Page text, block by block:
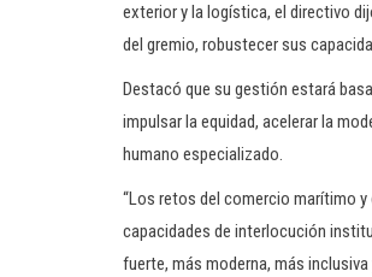
exterior y la logística, el directivo
del gremio, robustecer sus
Destacó que su gestión estará
impulsar la equidad, acelerar la
humano especializado.
“Los retos del comercio marítimo
capacidades de interlocución
fuerte, más moderna, más